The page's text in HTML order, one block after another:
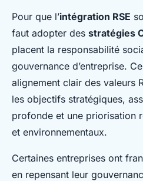
Pour que l’intégration RSE
faut adopter des stratégies
placent la responsabilité
gouvernance d’entreprise.
alignement clair des valeurs
les objectifs stratégiques,
profonde et une priorisation
et environnementaux.
Certaines entreprises ont
en repensant leur